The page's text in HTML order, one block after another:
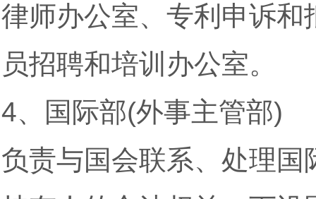
律师办公室、专利申诉
员招聘和培训办公室。
4、国际部(外事主管部)
负责与国会联系、处理